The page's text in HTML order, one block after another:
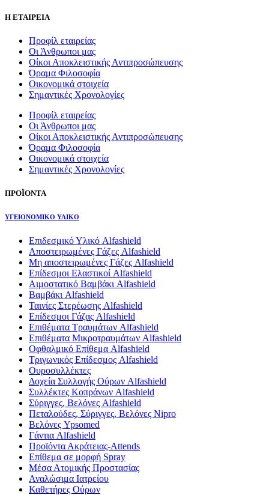
Η ΕΤΑΙΡΕΙΑ
Προφίλ εταιρείας
Οι Άνθρωποι μας
Οίκοι Αποκλειστικής Αντιπροσώπευσης
Όραμα Φιλοσοφία
Οικονομικά στοιχεία
Σημαντικές Χρονολογίες
Προφίλ εταιρείας
Οι Άνθρωποι μας
Οίκοι Αποκλειστικής Αντιπροσώπευσης
Όραμα Φιλοσοφία
Οικονομικά στοιχεία
Σημαντικές Χρονολογίες
ΠΡΟΪΟΝΤΑ
ΥΓΕΙΟΝΟΜΙΚΟ ΥΛΙΚΟ
Επιδεσμικό Υλικό Alfashield
Αποστειρωμένες Γάζες Alfashield
Μη αποστειρωμένες Γάζες Alfashield
Επίδεσμοι Ελαστικοί Alfashield
Αιμοστατικό Βαμβάκι Alfashield
Βαμβάκι Alfashield
Ταινίες Στερέωσης Alfashield
Επίδεσμοι Γάζας Alfashield
Επιθέματα Τραυμάτων Alfashield
Επιθέματα Μικροτραυμάτων Alfashield
Οφθαλμικό Eπίθεμα Alfashield
Τριγωνικός Επίδεσμος Alfashield
Ουροσυλλέκτες
Δοχεία Συλλογής Ούρων Alfashield
Συλλέκτες Κοπράνων Alfashield
Σύριγγες, Βελόνες Alfashield
Πεταλούδες, Σύριγγες, Βελόνες Nipro
Βελόνες Ypsomed
Γάντια Alfashield
Προϊόντα Ακράτειας-Attends
Επίθεμα σε μορφή Spray
Μέσα Ατομικής Προστασίας
Αναλώσιμα Ιατρείου
Καθετήρες Ούρων